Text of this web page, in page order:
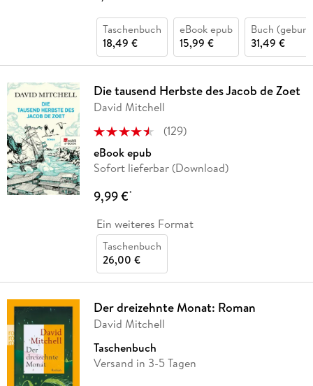
Taschenbuch
18,49 €
eBook epub
15,99 €
Buch
31,49 €
Die tausend Herbste des Jacob de Zoet
David Mitchell
(129)
eBook epub
Sofort lieferbar (Download)
9,99 €*
Ein weiteres Format
Taschenbuch
26,00 €
Der dreizehnte Monat: Roman
David Mitchell
Taschenbuch
Versand in 3-5 Tagen